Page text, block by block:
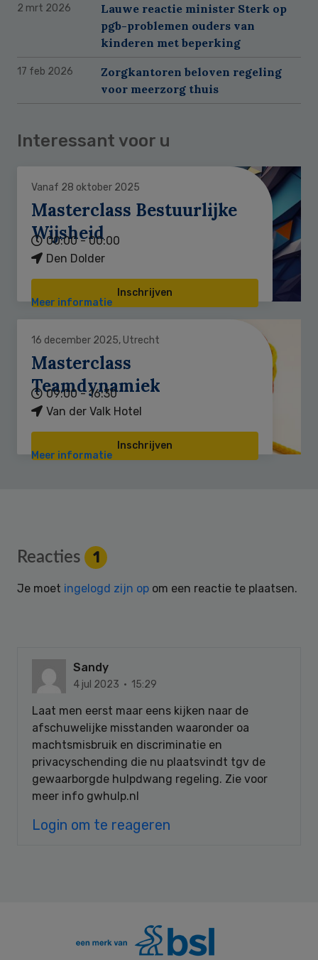
2 mrt 2026
Lauwe reactie minister Sterk op
pgb-problemen ouders van
kinderen met beperking
17 feb 2026
Zorgkantoren beloven regeling
voor meerzorg thuis
Interessant voor u
Vanaf 28 oktober 2025
Masterclass Bestuurlijke
Wijsheid
00:00 - 00:00
Den Dolder
Inschrijven
Meer informatie
16 december 2025, Utrecht
Masterclass
Teamdynamiek
09:00 - 16:30
Van der Valk Hotel
Inschrijven
Meer informatie
Reader
Interactions
Reacties 1
Je moet ingelogd zijn op om een reactie te plaatsen.
Sandy
4 jul 2023 · 15:29
Laat men eerst maar eens kijken naar de
afschuwelijke misstanden waaronder oa
machtsmisbruik en discriminatie en
privacyschending die nu plaatsvindt tgv de
gewaarborgde hulpdwang regeling. Zie voor
meer info gwhulp.nl
Login om te reageren